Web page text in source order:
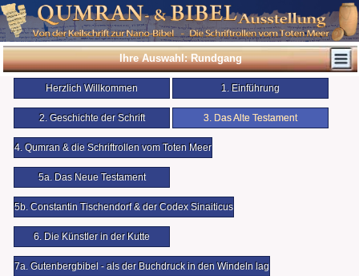
Ihre Auswahl: Rundgang
Herzlich Willkommen 1. Einführung
2. Geschichte der Schrift 3. Das Alte Testament
4. Qumran & die Schriftrollen vom Toten Meer
5a. Das Neue Testament
5b. Constantin Tischendorf & der Codex Sinaiticus
6. Die Künstler in der Kutte
7a. Gutenbergbibel - als der Buchdruck in den Windeln lag